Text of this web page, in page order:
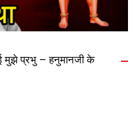
मुझे प्रभु – हनुमानजी के